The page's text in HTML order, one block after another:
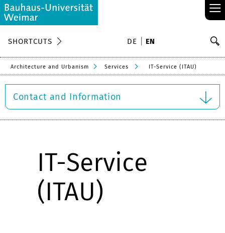
≡
SHORTCUTS DE EN
Architecture and Urbanism Services IT-Service (ITAU)
Contact and Information
IT-Service
(ITAU)